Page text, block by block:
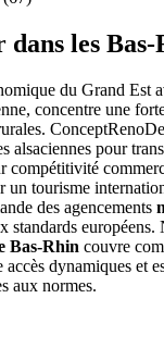
dans les
du Grand Est
concentre une
alsaciennes pour
compétitivité
un tourisme
des agencements
standards européens.
Bas-Rhin couvre
dynamiques et
aux normes.